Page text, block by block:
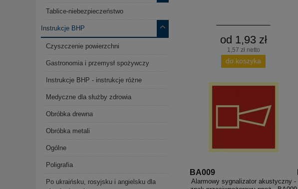
Tablice-niebezpieczeństwo
Instrukcje BHP
Czyszczenie powierzchni
Gastronomia i przemysł spożywczy
Instrukcje BHP - instrukcje różne
Medyczne dla służby zdrowia
Obróbka drewna
Obróbka metali
Ogólne
Poligrafia
Po ukraińsku, rosyjsku i angielsku dla
od 1,93 zł
1,57 zł netto
do koszyka
BA009
Alarmowy sygnalizator akustyczny -